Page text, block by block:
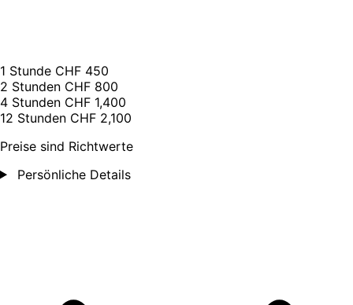
1 Stunde CHF 450
2 Stunden CHF 800
4 Stunden CHF 1,400
12 Stunden CHF 2,100
Preise sind Richtwerte
Persönliche Details